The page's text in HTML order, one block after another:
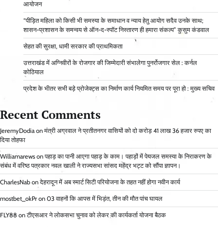
आयोजन
“पीड़ित महिला को किसी भी समस्या के समाधान व न्याय हेतु आयोग सदैव उनके साथ;
शासन-प्रशासन के समन्वय से ऑन-द-स्पॉट निस्तारण ही हमारा संकल्प” कुसुम कंडवाल
सेहत की सुरक्षा, धामी सरकार की प्राथमिकता
उत्तराखंड में अग्निवीरों के रोजगार की जिम्मेदारी संभालेगा पुनर्रोजगार सेल : कर्नल
कोठियाल
प्रदेश के भीतर सभी बड़े प्रोजेक्ट्स का निर्माण कार्य नियमित समय पर पूरा हो : मुख्य सचिव
Recent Comments
JeremyDodia onमंत्री अग्रवाल ने प्रतीतनगर वासियों को दो करोड़ 41 लाख 36 हजार रुपए का
दिया तोहफा
Williamarews onपहाड़ का पानी आएगा पहाड़ के काम। पहाड़ों में पेयजल समस्या के निराकरण के
संबंध में वरिष्ठ पत्रकार नवल खाली ने राज्यसभा सांसद महेंद्र भट्ट को सौंपा ज्ञापन।
CharlesNab onदेहरादून में अब स्मार्ट सिटी परियोजना के तहत नहीं होगा नवीन कार्य
mostbet_okPr on 03 वाहनों कि आपस में भिड़ंत, तीन की मौत पांच घायल
FLY88 onटीएसआर ने लोकसभा चुनाव को लेकर की कार्यकर्ता योजना बैठक